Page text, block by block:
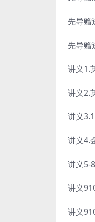
先导赠
先导赠
讲义1.
讲义2.
讲义
讲义4.
讲义5-
讲义
讲义